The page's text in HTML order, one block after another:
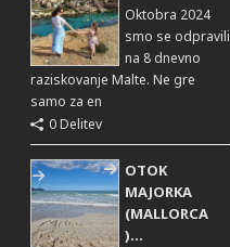
Oktobra 2024
smo se odpravili
na 8 dnevno
raziskovanje Malte. Ne gre
samo za en
0 Delitev
OTOK
MAJORKA
(MALLORCA
)...